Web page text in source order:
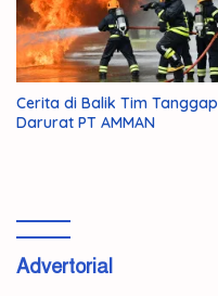
Cerita di Balik Tim Tanggap
Darurat PT AMMAN
Advertorial